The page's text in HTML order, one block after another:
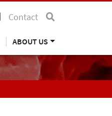
Contact
ABOUT US